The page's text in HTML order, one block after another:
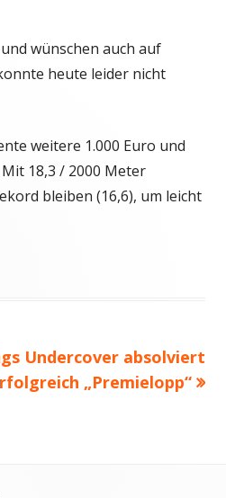
wünschen auch auf
heute leider nicht
weitere 1.000 Euro und
18,3 / 2000 Meter
bleiben (16,6), um leicht
Undercover absolviert
„Premielopp“